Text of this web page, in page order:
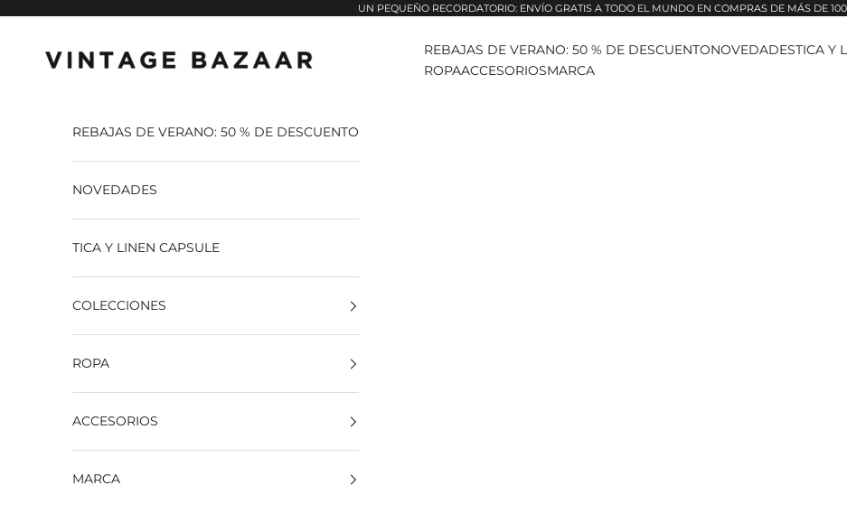
UN PEQUEÑO RECORDATORIO: ENVÍO GRATIS A TODO EL MUNDO EN COMPRAS DE MÁS DE
Vintage Bazaar
REBAJAS DE VERANO: 50 % DE DESCUENTONOVEDADESTICA Y
ROPAACCESORIOSMARCA
REBAJAS DE VERANO: 50 % DE DESCUENTO
NOVEDADES
TICA Y LINEN CAPSULE
COLECCIONES
ROPA
ACCESORIOS
MARCA